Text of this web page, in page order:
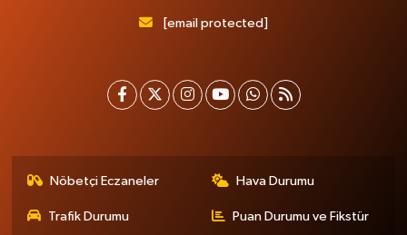
[email protected]
Nöbetçi Eczaneler Hava Durumu
Trafik Durumu Puan Durumu ve Fikstür